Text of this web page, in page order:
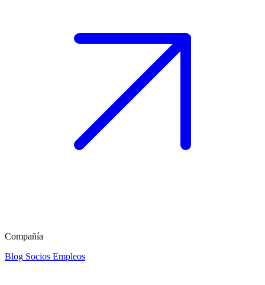
Compañía
Blog Socios Empleos